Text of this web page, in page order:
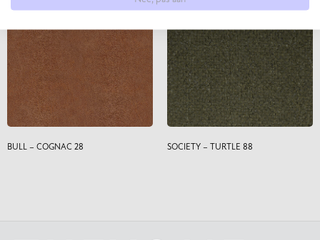
BULL – COGNAC 28 SOCIETY – TURTLE 88